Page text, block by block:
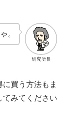
研究所長
。
買う方法もま
てみてください